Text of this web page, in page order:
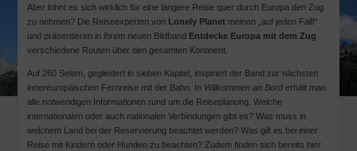
Aber lohnt es sich wirklich für eine längere Reise quer durch Europa den Zug
zu nehmen? Die Reiseexperten von Lonely Planet meinen „auf jeden Fall!“
und präsentieren in ihrem neuen Bildband Entdecke Europa mit dem Zug
verschiedene Routen über den gesamten Kontinent.
Auf 260 Seiten, gegliedert in sieben Kapitel, inspiriert der Band zur nächsten
innereuropäischen Fernreise mit der Bahn. In Willkommen an Borderhält man
alle notwendigen Informationen rund um die Reiseplanung. Welche
internationalen oder auch nationalen Verbindungen gibt es? Was muss in
welchem Land bei der Reservierung beachtet werden? Was gilt es bei einer
Reise mit Kindern oder Hunden zu beachten? Zudem finden sich bereits hier